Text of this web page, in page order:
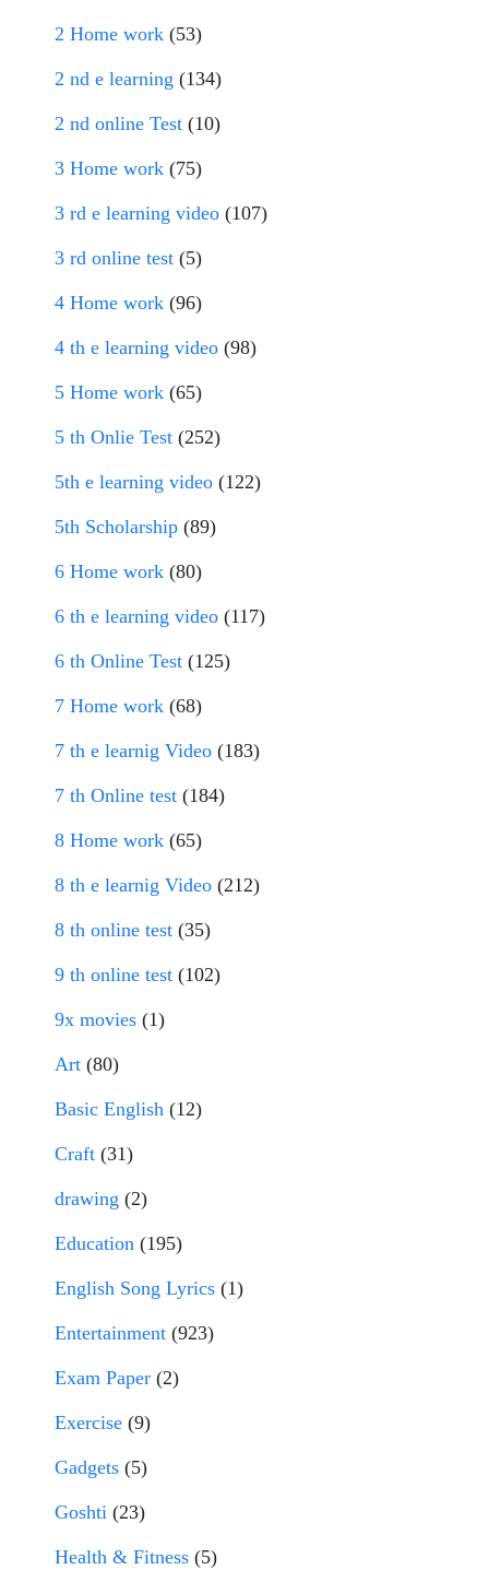
2 Home work (53)
2 nd e learning (134)
2 nd online Test (10)
3 Home work (75)
3 rd e learning video (107)
3 rd online test (5)
4 Home work (96)
4 th e learning video (98)
5 Home work (65)
5 th Onlie Test (252)
5th e learning video (122)
5th Scholarship (89)
6 Home work (80)
6 th e learning video (117)
6 th Online Test (125)
7 Home work (68)
7 th e learnig Video (183)
7 th Online test (184)
8 Home work (65)
8 th e learnig Video (212)
8 th online test (35)
9 th online test (102)
9x movies (1)
Art (80)
Basic English (12)
Craft (31)
drawing (2)
Education (195)
English Song Lyrics (1)
Entertainment (923)
Exam Paper (2)
Exercise (9)
Gadgets (5)
Goshti (23)
Health & Fitness (5)